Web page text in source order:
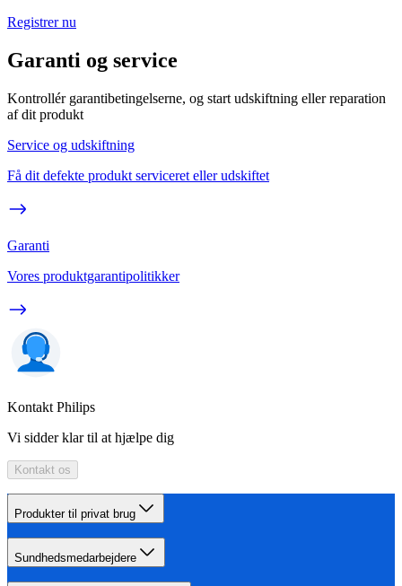
Registrer nu
Garanti og service
Kontrollér garantibetingelserne, og start udskiftning eller reparation
af dit produkt
Service og udskiftning
Få dit defekte produkt serviceret eller udskiftet
Garanti
Vores produktgarantipolitikker
Kontakt Philips
Vi sidder klar til at hjælpe dig
Kontakt os
Produkter til privat brug
Sundhedsmedarbejdere